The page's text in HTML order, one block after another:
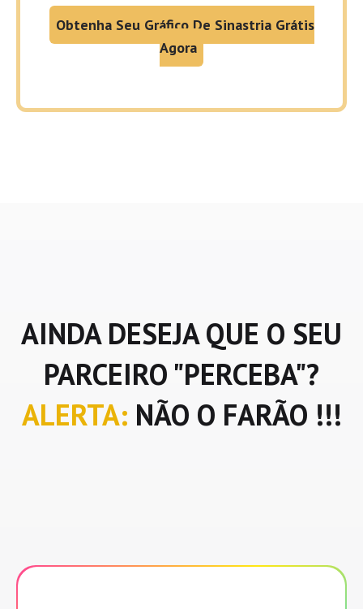
Obtenha Seu Gráfico De Sinastria Grátis
Agora
AINDA DESEJA QUE O SEU
PARCEIRO "PERCEBA"?
ALERTA: NÃO O FARÃO !!!